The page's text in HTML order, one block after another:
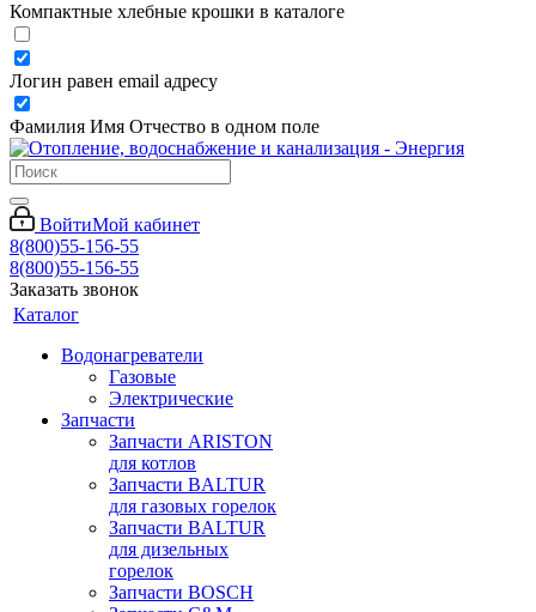
Компактные хлебные крошки в каталоге
Логин равен email адресу
Фамилия Имя Отчество в одном поле
ВойтиМой кабинет
8(800)55-156-55
8(800)55-156-55
Заказать звонок
Каталог
Водонагреватели
Газовые
Электрические
Запчасти
Запчасти ARISTON
для котлов
Запчасти BALTUR
для газовых горелок
Запчасти BALTUR
для дизельных
горелок
Запчасти BOSCH